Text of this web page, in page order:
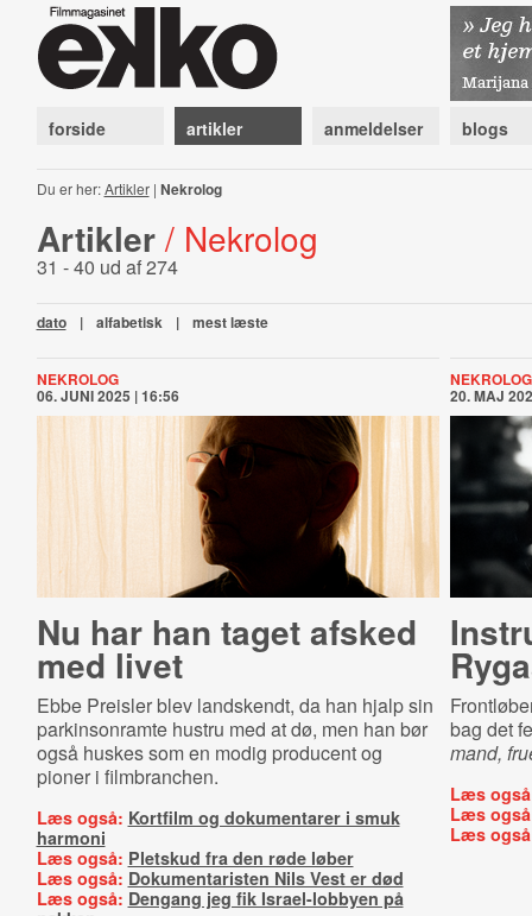
forside artikler anmeldelser blogs
Du er her:Artikler| Nekrolog
Artikler / Nekrolog
31 - 40 ud af 274
dato | alfabetisk | mest læste
NEKROLOG
06. JUNI 2025 | 16:56
Nu har han taget afsked
med livet
Ebbe Preisler blev landskendt, da han hjalp sin
parkinsonramte hustru med at dø, men han bør
også huskes som en modig producent og
pioner i filmbranchen.
Læs også: Kortfilm og dokumentarer i smuk
harmoni
Læs også: Pletskud fra den røde løber
Læs også: Dokumentaristen Nils Vest er død
Læs også: Dengang jeg fik Israel-lobbyen på
NEKROLOG
20. MAJ
bag det
mand,
Læs
Læs
Læs